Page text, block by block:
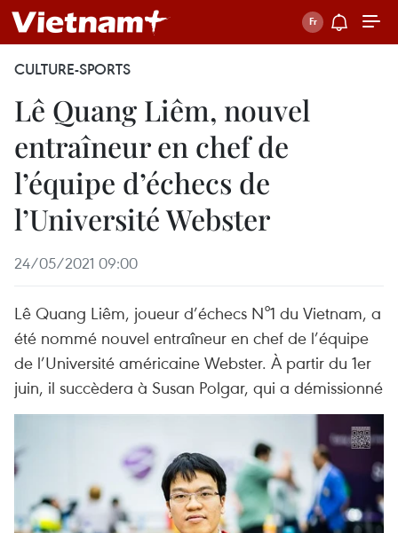
CULTURE-SPORTS
Lê Quang Liêm, nouvel
entraîneur en chef de
l’équipe d’échecs de
l’Université Webster
24/05/2021 09:00
Lê Quang Liêm, joueur d’échecs N°1 du Vietnam, a
été nommé nouvel entraîneur en chef de l’équipe
de l’Université américaine Webster. À partir du 1er
juin, il succèdera à Susan Polgar, qui a démissionné